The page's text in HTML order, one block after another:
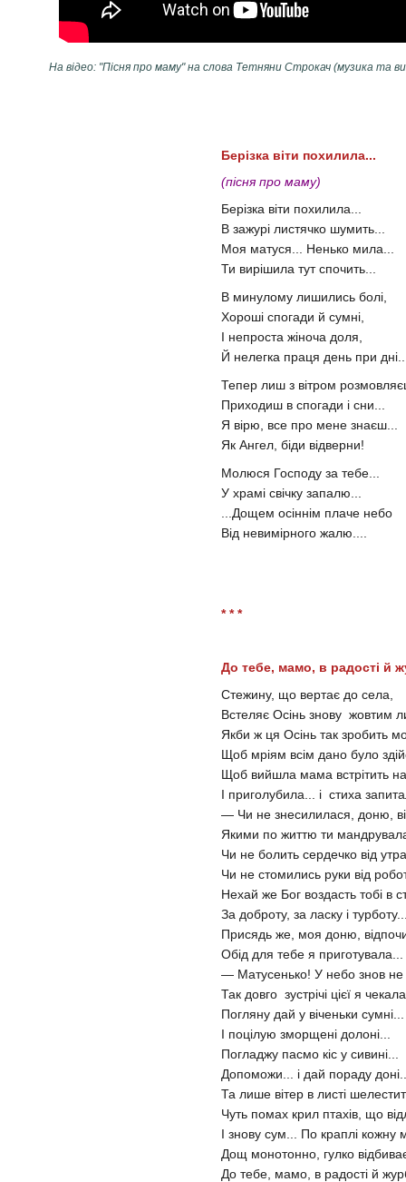
На відео: "Пісня про маму" на слова Тетняни Строкач (музика та
Берізка віти похилила...
(пісня про маму)
Берізка віти похилила...
В зажурі листячко шумить...
Моя матуся... Ненько мила...
Ти вирішила тут спочить...
В минулому лишились болі,
Хороші спогади й сумні,
І непроста жіноча доля,
Й нелегка праця день при
Тепер лиш з вітром
Приходиш в спогади і сни...
Я вірю, все про мене знаєш...
Як Ангел, біди відверни!
Молюся Господу за тебе...
У храмі свічку запалю...
...Дощем осіннім плаче небо
Від невимірного жалю....
* * *
До тебе, мамо, в радості й
Стежину, що вертає до села,
Встеляє Осінь знову жовтим
Якби ж ця Осінь так зробить
Щоб мріям всім дано було
Щоб вийшла мама встрітить на
І приголубила... і стиха
— Чи не знесилилася, доню,
Якими по життю ти
Чи не болить сердечко від
Чи не стомились руки від
Нехай же Бог воздасть тобі в
За доброту, за ласку і
Присядь же, моя доню,
Обід для тебе я приготувала...
— Матусенько! У небо знов не
Так довго зустрічі цієї я
Погляну дай у віченьки сумні...
І поцілую зморщені долоні...
Погладжу пасмо кіс у сивині...
Допоможи... і дай пораду
Та лише вітер в листі
Чуть помах крил птахів, що
І знову сум... По краплі кожну
Дощ монотонно, гулко
До тебе, мамо, в радості й